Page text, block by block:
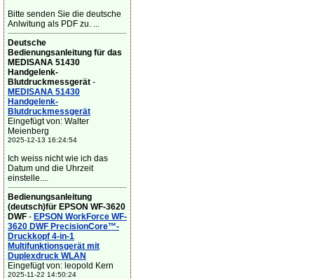
Bitte senden Sie die deutsche
Anlwitung als PDF zu. ...
Deutsche
Bedienungsanleitung für das
MEDISANA 51430
Handgelenk-
Blutdruckmessgerät -
MEDISANA 51430
Handgelenk-
Blutdruckmessgerät
Eingefügt von: Walter
Meienberg
2025-12-13 16:24:54
Ich weiss nicht wie ich das
Datum und die Uhrzeit
einstelle....
Bedienungsanleitung
(deutsch)für EPSON WF-3620
DWF - EPSON WorkForce WF-
3620 DWF PrecisionCore™-
Druckkopf 4-in-1
Multifunktionsgerät mit
Duplexdruck WLAN
Eingefügt von: leopold Kern
2025-11-22 14:50:24